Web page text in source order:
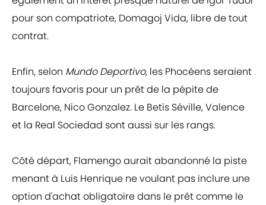
pour son compatriote, Domagoj Vida, libre de tout
contrat.
Enfin, selon Mundo Deportivo, les Phocéens seraient
toujours favoris pour un prêt de la pépite de
Barcelone, Nico Gonzalez. Le Betis Séville, Valence
et la Real Sociedad sont aussi sur les rangs.
Côté départ, Flamengo aurait abandonné la piste
menant à Luis Henrique ne voulant pas inclure une
option d'achat obligatoire dans le prêt comme le